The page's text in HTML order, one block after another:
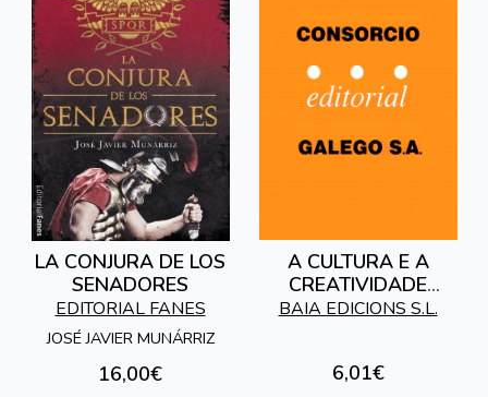
LA CONJURA DE LOS
SENADORES
EDITORIAL FANES
JOSÉ JAVIER MUNÁRRIZ
16,00€
A CULTURA E A
CREATIVIDADE
GALEGAS DE CARA
BAIA EDICIONS S.L.
6,01€